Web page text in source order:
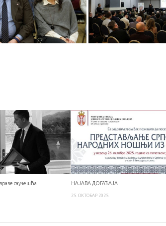
саучешћа
НАЈАВА ДОГАЂАЈА
25. ОКТОБАР 2025.